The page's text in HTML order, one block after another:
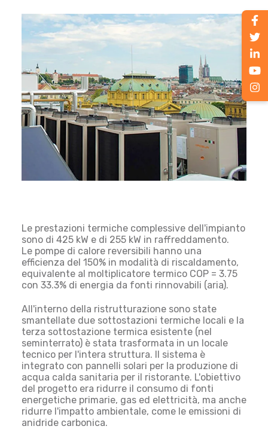
Le prestazioni termiche complessive dell'impianto
sono di 425 kW e di 255 kW in raffreddamento.
Le pompe di calore reversibili hanno una
efficienza del 150% in modalità di riscaldamento,
equivalente al moltiplicatore termico COP = 3.75
con 33.3% di energia da fonti rinnovabili (aria).
All'interno della ristrutturazione sono state
smantellate due sottostazioni termiche locali e la
terza sottostazione termica esistente (nel
seminterrato) è stata trasformata in un locale
tecnico per l'intera struttura. Il sistema è
integrato con pannelli solari per la produzione di
acqua calda sanitaria per il ristorante. L'obiettivo
del progetto era ridurre il consumo di fonti
energetiche primarie, gas ed elettricità, ma anche
ridurre l'impatto ambientale, come le emissioni di
anidride carbonica.